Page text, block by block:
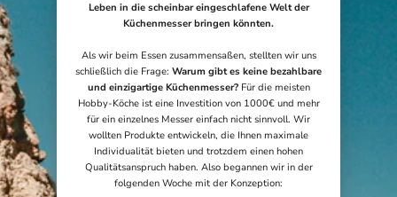
Leben in die scheinbar eingeschlafene Welt der
Küchenmesser bringen könnten.
Als wir beim Essen zusammensaßen, stellten wir uns
schließlich die Frage: Warum gibt es keine bezahlbare
und einzigartige Küchenmesser?Für die meisten
Hobby-Köche ist eine Investition von 1000€ und mehr
für ein einzelnes Messer einfach nicht sinnvoll. Wir
wollten Produkte entwickeln, die Ihnen maximale
Individualität bieten und trotzdem einen hohen
Qualitätsanspruch haben. Also begannen wir in der
folgenden Woche mit der Konzeption: